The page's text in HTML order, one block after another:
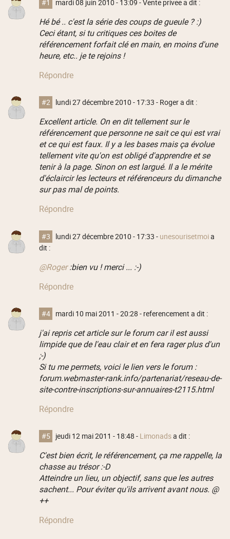
#1 mardi 08 juin 2010 - 13:09 - Vente privee a dit :
Hé bé .. c'est la série des coups de gueule ? :)
Ceci étant, si tu critiques ces boites de
référencement forfait clé en main, en moins d'une
heure, etc.. je te rejoins !
Répondre
#2 lundi 27 décembre 2010 - 17:33 - Roger a dit :
Excellent article. On en dit tellement sur le
référencement que personne ne sait ce qui est vrai
et ce qui est faux. Il y a les bases mais ça évolue
tellement vite qu'on est obligé d'apprendre et se
tenir à la page. Sinon on est largué. Il a le mérite
d'éclaircir les lecteurs et référenceurs du dimanche
sur pas mal de points.
Répondre
#3 lundi 27 décembre 2010 - 17:33 - unesourisetmoia
dit :
@Roger:bien vu ! merci ... :-)
Répondre
#4 mardi 10 mai 2011 - 20:28 - referencement a dit :
j'ai repris cet article sur le forum car il est aussi
limpide que de l'eau clair et en fera rager plus d'un
;-)
Si tu me permets, voici le lien vers le forum :
forum.webmaster-rank.info/partenariat/reseau-de-
site-contre-inscriptions-sur-annuaires-t2115.html
Répondre
#5 jeudi 12 mai 2011 - 18:48 - Limonadsa dit :
C'est bien écrit, le référencement, ça me rappelle, la
chasse au trésor :-D
Atteindre un lieu, un objectif, sans que les autres
sachent... Pour éviter qu'ils arrivent avant nous. @
++
Répondre